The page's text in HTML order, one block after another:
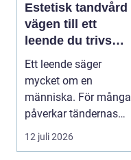
Estetisk tandvård
vägen till ett
leende du trivs
med
Ett leende säger
mycket om en
människa. För många
påverkar tändernas
utseende både
självförtroendet ...
12 juli 2026